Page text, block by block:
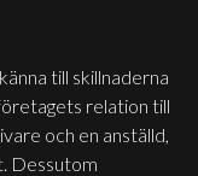
till skillnaderna
relation till
och en anställd,
Dessutom